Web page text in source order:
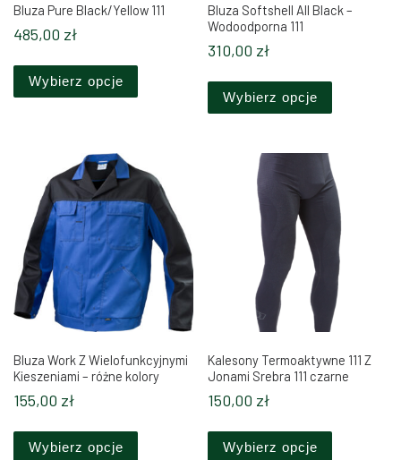
Bluza Pure Black/Yellow 111
485,00 zł
Wybierz opcje
Ten produkt ma wiele wariantów. Opcje
Bluza Softshell All Black –
Wodoodporna 111
310,00 zł
Wybierz opcje
Bluza Work Z Wielofunkcyjnymi
Kieszeniami – różne kolory
155,00 zł
Wybierz opcje
Kalesony Termoaktywne 111 Z
Jonami Srebra 111 czarne
150,00 zł
Wybierz opcje